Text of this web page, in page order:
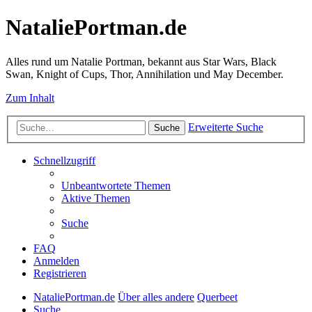
NataliePortman.de
Alles rund um Natalie Portman, bekannt aus Star Wars, Black
Swan, Knight of Cups, Thor, Annihilation und May December.
Zum Inhalt
Suche Erweiterte Suche
Schnellzugriff
Unbeantwortete Themen
Aktive Themen
Suche
FAQ
Anmelden
Registrieren
NataliePortman.de Über alles andere Querbeet